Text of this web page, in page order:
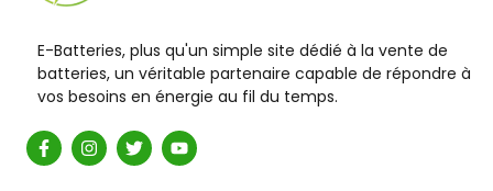
E-Batteries, plus qu'un simple site dédié à la vente de
batteries, un véritable partenaire capable de répondre à
vos besoins en énergie au fil du temps.